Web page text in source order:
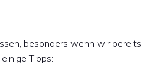
besonders wenn wir bereits
Tipps: